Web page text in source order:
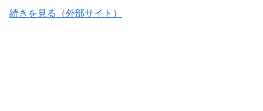
続きを見る（外部サイト）